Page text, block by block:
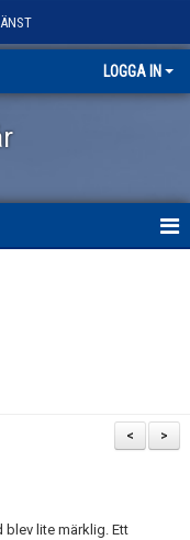
LOGGA IN
>
<
lite märklig. Ett